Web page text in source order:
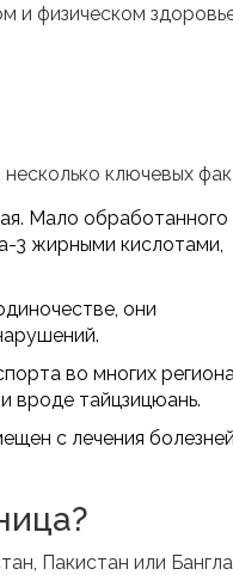
и физическом
ключевых
Мало обработанного
3 жирными кислотами,
они
во многих
вроде тайцзицюань.
с лечения
Пакистан или